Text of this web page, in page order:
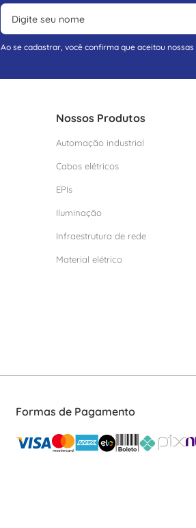
Ao se cadastrar, você confirma que aceitou nossas
Nossos Produtos
Automação industrial
Cabos elétricos
EPIs
Iluminação
Infraestrutura de rede
Material elétrico
Formas de Pagamento